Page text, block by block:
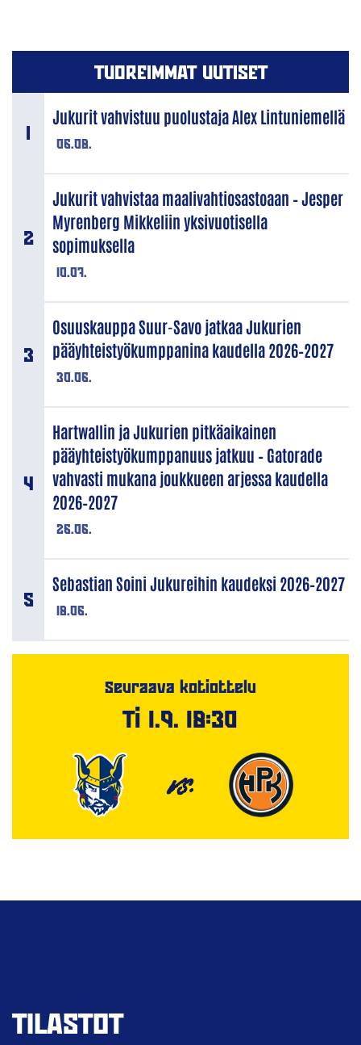
TUOREIMMAT UUTISET
06.08.
Jukurit vahvistuu puolustaja Alex Lintuniemellä
10.07.
Jukurit vahvistaa maalivahtiosastoaan – Jesper
Myrenberg Mikkeliin yksivuotisella
sopimuksella
30.06.
Osuuskauppa Suur-Savo jatkaa Jukurien
pääyhteistyökumppanina kaudella 2026–2027
26.06.
Hartwallin ja Jukurien pitkäaikainen
pääyhteistyökumppanuus jatkuu – Gatorade
vahvasti mukana joukkueen arjessa kaudella
2026–2027
18.06.
Sebastian Soini Jukureihin kaudeksi 2026–2027
Seuraava kotiottelu
Ti 1.9. 18:30
VS.
TILASTOT